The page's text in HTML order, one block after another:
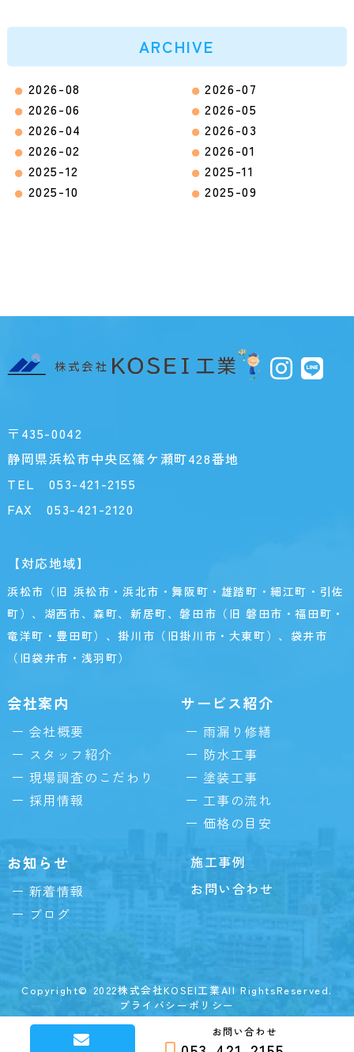
お問い合わせ
ARCHIVE
2026-08
2026-07
2026-06
2026-05
2026-04
2026-03
2026-02
2026-01
2025-12
2025-11
2025-10
2025-09
〒435-0042
静岡県浜松市中央区篠ケ瀬町428番地
TEL053-421-2155
FAX 053-421-2120
【対応地域】
浜松市（旧 浜松市・浜北市・舞阪町・雄踏町・細江町・引佐
町）、湖西市、森町、新居町、磐田市（旧 磐田市・福田町・
竜洋町・豊田町）、掛川市（旧掛川市・大東町）、袋井市
（旧袋井市・浅羽町）
会社案内
会社概要
スタッフ紹介
現場調査のこだわり
採用情報
サービス紹介
雨漏り修繕
防水工事
塗装工事
工事の流れ
価格の目安
お知らせ
新着情報
ブログ
施工事例
お問い合わせ
Copyright© 2022株式会社KOSEI工業All RightsReserved.
プライバシーポリシー